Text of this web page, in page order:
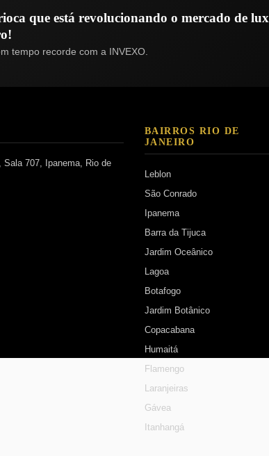
que está revolucionando o mercado de
tempo recorde com a INVEXO.
Sala 707, Ipanema, Rio de
BAIRROS RIO DE
JANEIRO
Leblon
São Conrado
Ipanema
Barra da Tijuca
Jardim Oceânico
Lagoa
Botafogo
Jardim Botânico
Copacabana
Humaitá
Flamengo
Laranjeiras
Gávea
Itanhangá